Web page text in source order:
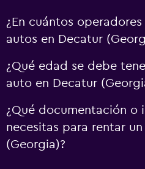
¿En cuántos
autos en Decatur
¿Qué edad se debe
auto en Decatur
¿Qué documentación o
necesitas para rentar
(Georgia)?